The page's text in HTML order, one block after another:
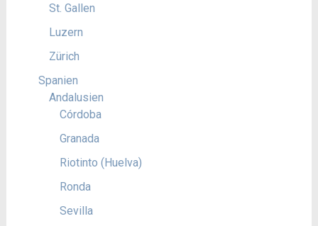
St. Gallen
Luzern
Zürich
Spanien
Andalusien
Córdoba
Granada
Riotinto (Huelva)
Ronda
Sevilla